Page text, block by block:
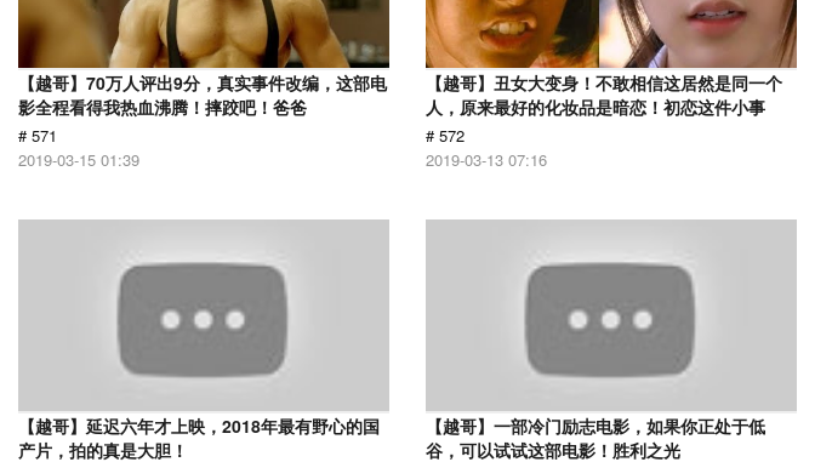
【越哥】70万人评出9分，真实事件改编，这部电
影全程看得我热血沸腾！摔跤吧！爸爸
# 571
2019-03-15 01:39
【越哥】丑女大变身！不敢相信这居然是同一个
人，原来最好的化妆品是暗恋！初恋这件小事
# 572
2019-03-13 07:16
【越哥】延迟六年才上映，2018年最有野心的国
产片，拍的真是大胆！
【越哥】一部冷门励志电影，如果你正处于低
谷，可以试试这部电影！胜利之光